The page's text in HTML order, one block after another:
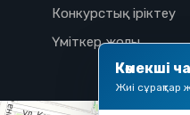
Конкурстық іріктеу
Үміткер жолы
Көмекші
Жиі сұрақтар